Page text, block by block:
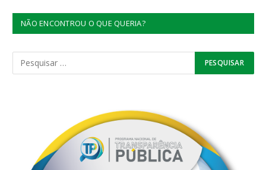
NÃO ENCONTROU O QUE QUERIA?